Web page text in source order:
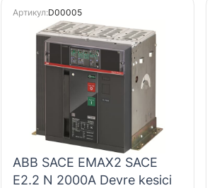
Артикул:D00005
ABB SACE EMAX2 SACE
E2.2 N 2000A Devre kesici